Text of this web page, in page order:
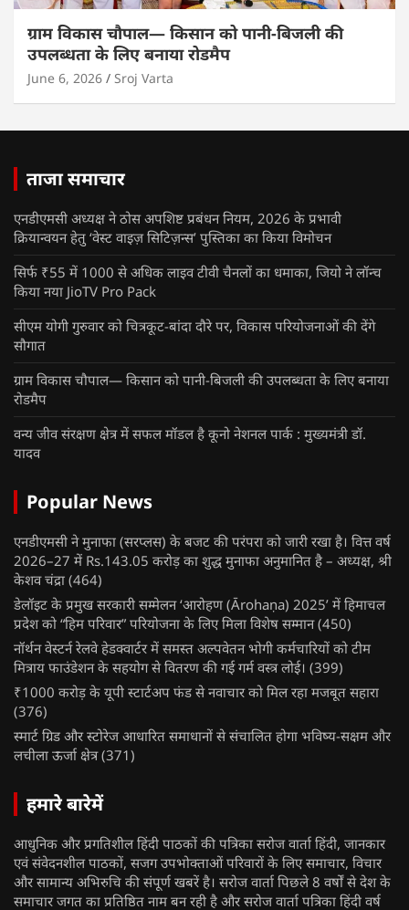
ग्राम विकास चौपाल— किसान को पानी-बिजली की
उपलब्धता के लिए बनाया रोडमैप
June 6, 2026 Sroj Varta
ताजा समाचार
एनडीएमसी अध्यक्ष ने ठोस अपशिष्ट प्रबंधन नियम, 2026 के प्रभावी
क्रियान्वयन हेतु ‘वेस्ट वाइज़ सिटिज़न्स’ पुस्तिका का किया विमोचन
सिर्फ ₹55 में 1000 से अधिक लाइव टीवी चैनलों का धमाका, जियो ने लॉन्च
किया नया JioTV Pro Pack
सीएम योगी गुरुवार को चित्रकूट-बांदा दौरे पर, विकास परियोजनाओं की देंगे
सौगात
ग्राम विकास चौपाल— किसान को पानी-बिजली की उपलब्धता के लिए बनाया
रोडमैप
वन्य जीव संरक्षण क्षेत्र में सफल मॉडल है कूनो नेशनल पार्क : मुख्यमंत्री डॉ.
यादव
Popular News
एनडीएमसी ने मुनाफा (सरप्लस) के बजट की परंपरा को जारी रखा है। वित्त वर्ष
2026–27 में Rs.143.05 करोड़ का शुद्ध मुनाफा अनुमानित है – अध्यक्ष, श्री
केशव चंद्रा (464)
डेलॉइट के प्रमुख सरकारी सम्मेलन ‘आरोहण (Ārohaṇa) 2025’ में हिमाचल
प्रदेश को “हिम परिवार” परियोजना के लिए मिला विशेष सम्मान (450)
नॉर्थन वेस्टर्न रेलवे हेडक्वार्टर में समस्त अल्पवेतन भोगी कर्मचारियों को टीम
मित्राय फाउंडेशन के सहयोग से वितरण की गई गर्म वस्त्र लोई। (399)
₹1000 करोड़ के यूपी स्टार्टअप फंड से नवाचार को मिल रहा मजबूत सहारा
(376)
स्मार्ट ग्रिड और स्टोरेज आधारित समाधानों से संचालित होगा भविष्य-सक्षम और
लचीला ऊर्जा क्षेत्र (371)
हमारे बारेमें
आधुनिक और प्रगतिशील हिंदी पाठकों की पत्रिका सरोज वार्ता हिंदी, जानकार
एवं संवेदनशील पाठकों, सजग उपभोक्ताओं परिवारों के लिए समाचार, विचार
और सामान्य अभिरुचि की संपूर्ण खबरें है। सरोज वार्ता पिछले 8 वर्षों से देश के
समाचार जगत का प्रतिष्ठित नाम बन रही है और सरोज वार्ता पत्रिका हिंदी वर्ष